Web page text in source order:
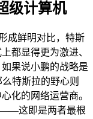
级计算机
成鲜明对比，特斯
都显得更为激进、
果说小鹏的战略是
特斯拉的野心则
化的网络运营商。
这即是两者最根